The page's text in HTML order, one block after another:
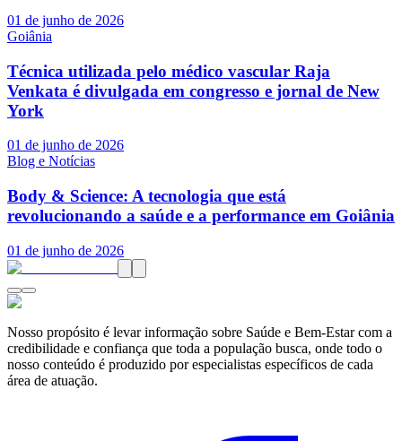
01 de junho de 2026
Goiânia
Técnica utilizada pelo médico vascular Raja
Venkata é divulgada em congresso e jornal de New
York
01 de junho de 2026
Blog e Notícias
Body & Science: A tecnologia que está
revolucionando a saúde e a performance em Goiânia
01 de junho de 2026
Nosso propósito é levar informação sobre Saúde e Bem-Estar com a
credibilidade e confiança que toda a população busca, onde todo o
nosso conteúdo é produzido por especialistas específicos de cada
área de atuação.